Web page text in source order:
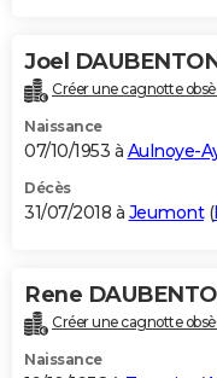
Joel
Créer une cagnotte
Naissance
07/10/1953 à Aulnoye-
Décès
31/07/2018 à Jeumont(
Rene
Créer une cagnotte
Naissance